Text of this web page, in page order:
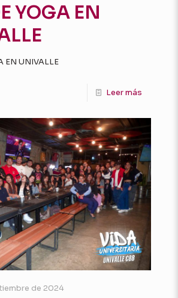
YOGA EN
EN UNIVALLE
Leer más
de 2024